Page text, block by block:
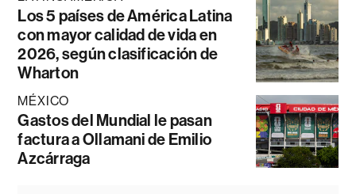
Los 5 países de América Latina
con mayor calidad de vida en
2026, según clasificación de
Wharton
MÉXICO
Gastos del Mundial le pasan
factura a Ollamani de Emilio
Azcárraga